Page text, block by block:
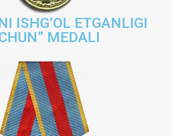
ISHG‘OL ETGANLIGI
MEDALI